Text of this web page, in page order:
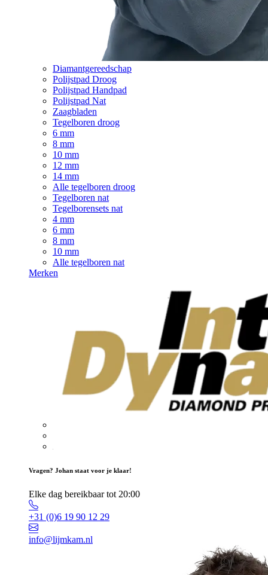
Diamantgereedschap
Polijstpad Droog
Polijstpad Handpad
Polijstpad Nat
Zaagbladen
Tegelboren droog
6 mm
8 mm
10 mm
12 mm
14 mm
Alle tegelboren droog
Tegelboren nat
Tegelborensets nat
4 mm
6 mm
8 mm
10 mm
Alle tegelboren nat
Merken
Vragen? Johan staat voor je klaar!
Elke dag bereikbaar tot 20:00
+31 (0)6 19 90 12 29
info@lijmkam.nl